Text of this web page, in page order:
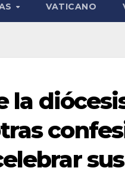
VATICANO
la